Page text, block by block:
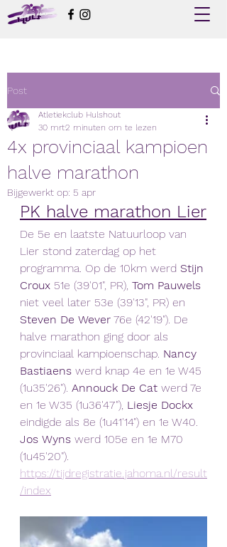
Post
4x provinciaal kampioen
halve marathon
Atletiekclub Hulshout
30 mrt2 minuten om te lezen
Bijgewerkt op: 5 apr
PK halve marathon Lier
De 5e en laatste Natuurloop van
Lier stond zaterdag op het
programma. Op de 10km werd Stijn
Croux 51e (39'01", PR), Tom Pauwels
niet veel later 53e (39'13", PR) en
Steven De Wever 76e (42'19"). De
halve marathon ging door als
provinciaal kampioenschap. Nancy
Bastiaens werd knap 4e en 1e W45
(1u35'26"). Annouck De Cat werd 7e
en 1e W35 (1u36'47"), Liesje Dockx
eindigde als 8e (1u41'14") en 1e W40.
Jos Wyns werd 105e en 1e M70
(1u45'20").
https://tijdregistratie.jahoma.nl/result
/index